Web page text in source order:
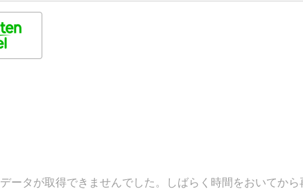
データが取得できませんでした。しばらく時間をおいてから